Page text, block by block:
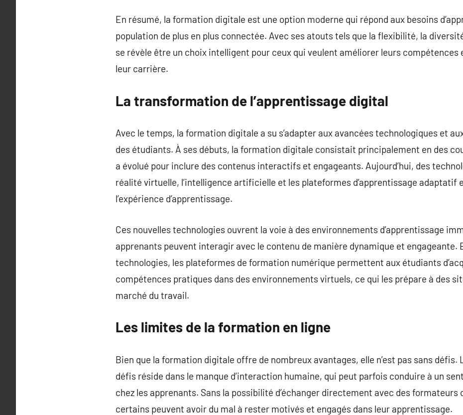
En résumé, la formation digitale est une option moderne qui répond aux besoins
population de plus en plus connectée. Avec ses atouts tels que la flexibilité, la
se révèle être un choix intelligent pour ceux qui veulent améliorer leurs compétences
leur carrière.
La transformation de l’apprentissage digital
Avec le temps, la formation digitale a su s’adapter aux avancées technologiques et
des étudiants. À ses débuts, la formation digitale consistait principalement en des
a évolué pour inclure des contenus interactifs et engageants. Aujourd’hui, des
réalité virtuelle, l’intelligence artificielle et les plateformes d’apprentissage adaptatif
l’expérience d’apprentissage.
Ces nouvelles technologies ouvrent la voie à des environnements d’apprentissage
apprenants peuvent interagir avec le contenu de manière dynamique et engageante.
technologies, les plateformes de formation numérique permettent aux étudiants
compétences pratiques dans des environnements virtuels, ce qui les prépare à des
marché du travail.
Les limites de la formation en ligne
Bien que la formation digitale offre de nombreux avantages, elle n’est pas sans défis.
défis réside dans le manque d’interaction humaine, qui peut parfois conduire à un
chez les apprenants. Sans la possibilité d’échanger directement avec des formateurs
certains peuvent avoir du mal à rester motivés et engagés dans leur apprentissage.